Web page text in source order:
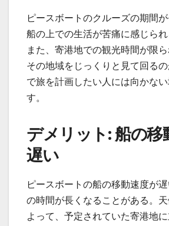
ピースボートのクルーズの期間
船の上での生活が苦痛に感じられ
また、寄港地での観光時間が限ら
その地域をじっくりと見て回る
で旅を計画したい人には向かな
す。
デメリット: 船の移
遅い
ピースボートの船の移動速度が
の時間が長くなることがある。
よって、予定されていた寄港地